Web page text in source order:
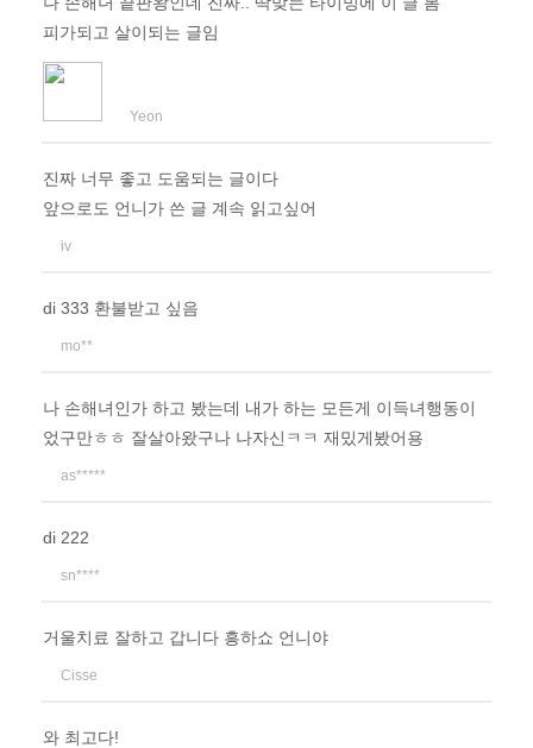
피가되고 살이되는 글임
Yeon
진짜 너무 좋고 도움되는 글이다
앞으로도 언니가 쓴 글 계속 읽고싶어
iv
di 333 환불받고 싶음
mo**
나 손해녀인가 하고 봤는데 내가 하는 모든게 이득녀행동이
었구만ㅎㅎ 잘살아왔구나 나자신ㅋㅋ 재밌게봤어용
as*****
di 222
sn****
거울치료 잘하고 갑니다 흥하쇼 언니야
Cisse
와 최고다!